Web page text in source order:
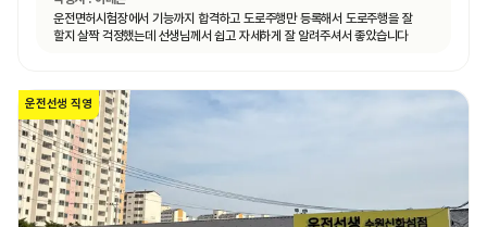
운전면허시험장에서 기능까지 합격하고 도로주행만 등록해서 도로주행을 잘
할지 살짝 걱정했는데 선생님께서 쉽고 자세하게 잘 알려주셔서 좋았습니다
운전선생 직영